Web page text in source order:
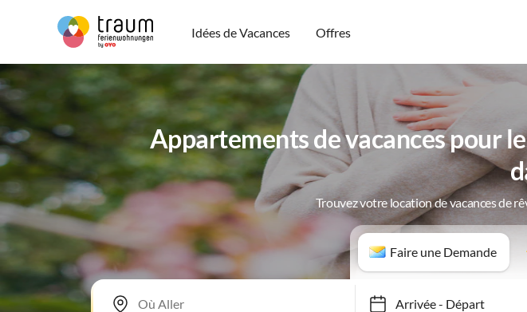
Idées de Vacances Offres
Appartements de vacances pour
Trouvez votre location de vacances de
Faire une Demande
Arrivée-Départ